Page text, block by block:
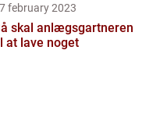
february 2023
skal anlægsgartneren
at lave noget